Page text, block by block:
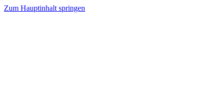
Zum Hauptinhalt springen